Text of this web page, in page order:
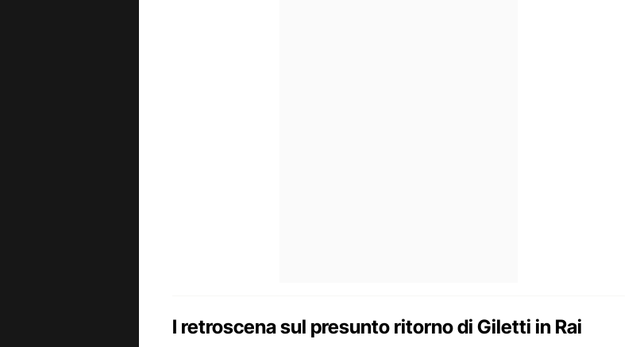
I retroscena sul presunto ritorno di Giletti in Rai